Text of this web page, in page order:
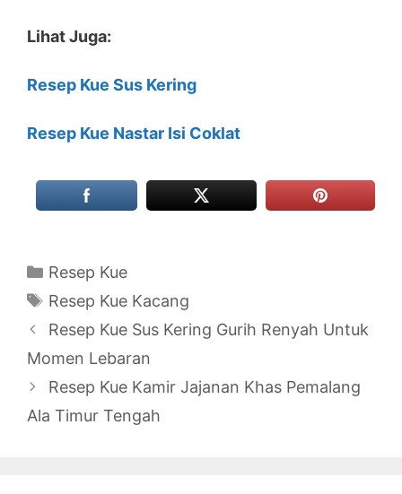
Lihat Juga:
Resep Kue Sus Kering
Resep Kue Nastar Isi Coklat
Categories
Resep Kue
Tags
Resep Kue Kacang
Resep Kue Sus Kering Gurih Renyah Untuk
Momen Lebaran
Resep Kue Kamir Jajanan Khas Pemalang
Ala Timur Tengah